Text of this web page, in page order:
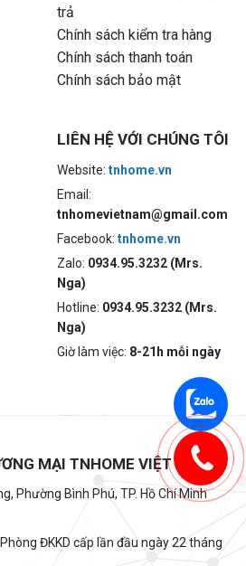
trả
Chính sách kiểm tra hàng
Chính sách thanh toán
Chính sách bảo mật
LIÊN HỆ VỚI CHÚNG TÔI
Website: tnhome.vn
Email:
tnhomevietnam@gmail.com
Facebook: tnhome.vn
Zalo: 0934.95.3232 (Mrs.
Nga)
Hotline: 0934.95.3232 (Mrs.
Nga)
Giờ làm việc: 8-21h mỗi ngày
MẠI TNHOME VIỆT NAM
Phường Bình Phú, TP. Hồ Chí Minh
ĐKKD cấp lần đầu ngày 22 tháng